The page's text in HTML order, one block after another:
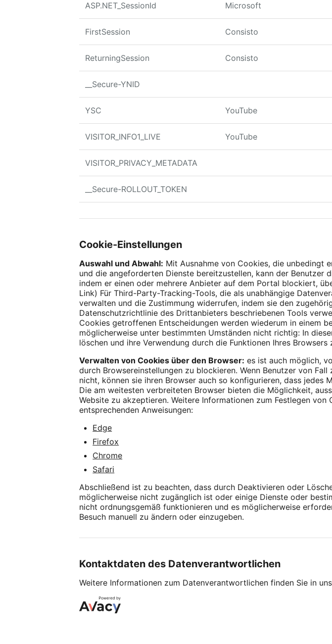
ASP.NET_SessionId Microsoft
FirstSession Consisto
ReturningSession Consisto
__Secure-YNID
YSC YouTube
VISITOR_INFO1_LIVE YouTube
VISITOR_PRIVACY_METADATA
__Secure-ROLLOUT_TOKEN
Cookie-Einstellungen
Auswahl und Abwahl: Mit Ausnahme von Cookies, die unbedingt
und die angeforderten Dienste bereitzustellen, kann der
indem er einen oder mehrere Anbieter auf dem Portal blockiert,
Link) Für Third-Party-Tracking-Tools, die als unabhängige
verwalten und die Zustimmung widerrufen, indem sie den
Datenschutzrichtlinie des Drittanbieters beschriebenen Tools
Cookies getroffenen Entscheidungen werden wiederum in einem
möglicherweise unter bestimmten Umständen nicht richtig: In
löschen und ihre Verwendung durch die Funktionen Ihres Browsers
Verwalten von Cookies über den Browser: es ist auch möglich,
durch Browsereinstellungen zu blockieren. Wenn Benutzer von
nicht, können sie ihren Browser auch so konfigurieren, dass
Die am weitesten verbreiteten Browser bieten die Möglichkeit,
Website zu akzeptieren. Weitere Informationen zum Festlegen
entsprechenden Anweisungen:
Edge
Firefox
Chrome
Safari
Abschließend ist zu beachten, dass durch Deaktivieren oder
möglicherweise nicht zugänglich ist oder einige Dienste oder
nicht ordnungsgemäß funktionieren und es möglicherweise
Besuch manuell zu ändern oder einzugeben.
Kontaktdaten des Datenverantwortlichen
Weitere Informationen zum Datenverantwortlichen finden Sie in